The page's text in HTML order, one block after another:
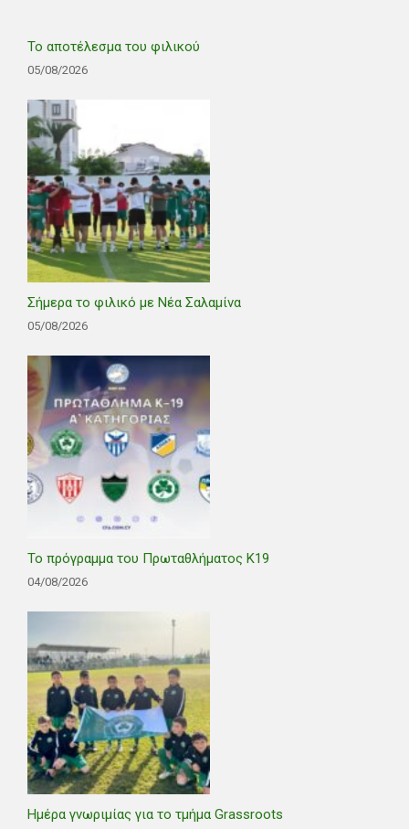
Το αποτέλεσμα του φιλικού
05/08/2026
Σήμερα το φιλικό με Νέα Σαλαμίνα
05/08/2026
Το πρόγραμμα του Πρωταθλήματος Κ19
04/08/2026
Ημέρα γνωριμίας για το τμήμα Grassroots